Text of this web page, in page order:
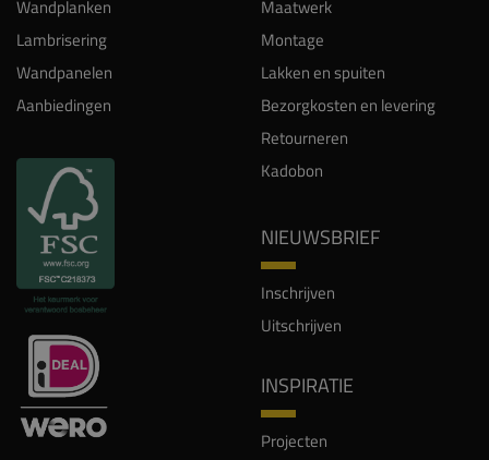
Wandplanken
Lambrisering
Wandpanelen
Aanbiedingen
Maatwerk
Montage
Lakken en spuiten
Bezorgkosten en levering
Retourneren
Kadobon
NIEUWSBRIEF
Inschrijven
Uitschrijven
INSPIRATIE
Projecten